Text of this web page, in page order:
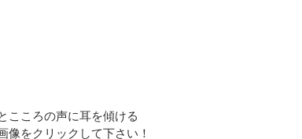
こころの声に耳を傾ける
像をクリックして下さい！